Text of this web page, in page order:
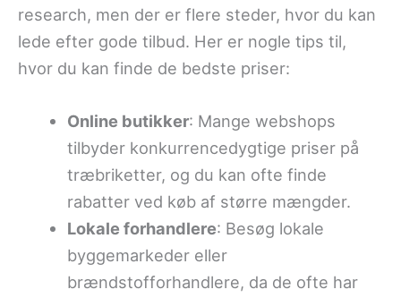
research, men der er flere steder, hvor du kan
lede efter gode tilbud. Her er nogle tips til,
hvor du kan finde de bedste priser:
Online butikker: Mange webshops
tilbyder konkurrencedygtige priser på
træbriketter, og du kan ofte finde
rabatter ved køb af større mængder.
Lokale forhandlere: Besøg lokale
byggemarkeder eller
brændstofforhandlere, da de ofte har